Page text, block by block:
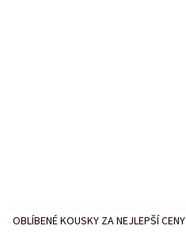
OBLÍBENÉ KOUSKY ZA NEJLEPŠÍ CENY